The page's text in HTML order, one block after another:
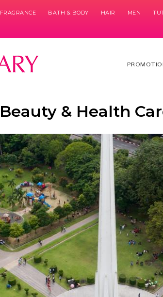
BATH & BODY HAIR MEN
& Health